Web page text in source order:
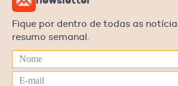
Fique por dentro de todas as
resumo semanal.